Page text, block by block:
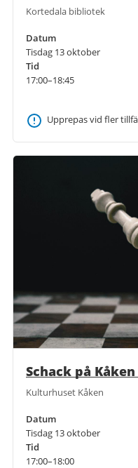
Kortedala bibliotek
Datum
Tisdag 13 oktober
Tid
17:00–18:45
Upprepas vid fler
Schack på
Kulturhuset Kåken
Datum
Tisdag 13 oktober
Tid
17:00–18:00